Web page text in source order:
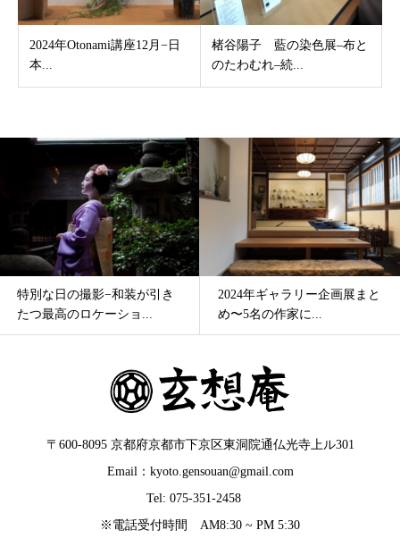
2024年Otonami講座12月−日
本...
楮谷陽子 藍の染色展–布と
のたわむれ–続...
特別な日の撮影−和装が引き
たつ最高のロケーショ...
2024年ギャラリー企画展まと
め〜5名の作家に...
〒600-8095 京都府京都市下京区東洞院通仏光寺上ル301
Email：kyoto.gensouan@gmail.com
Tel: 075-351-2458
※電話受付時間 AM8:30 ~ PM 5:30